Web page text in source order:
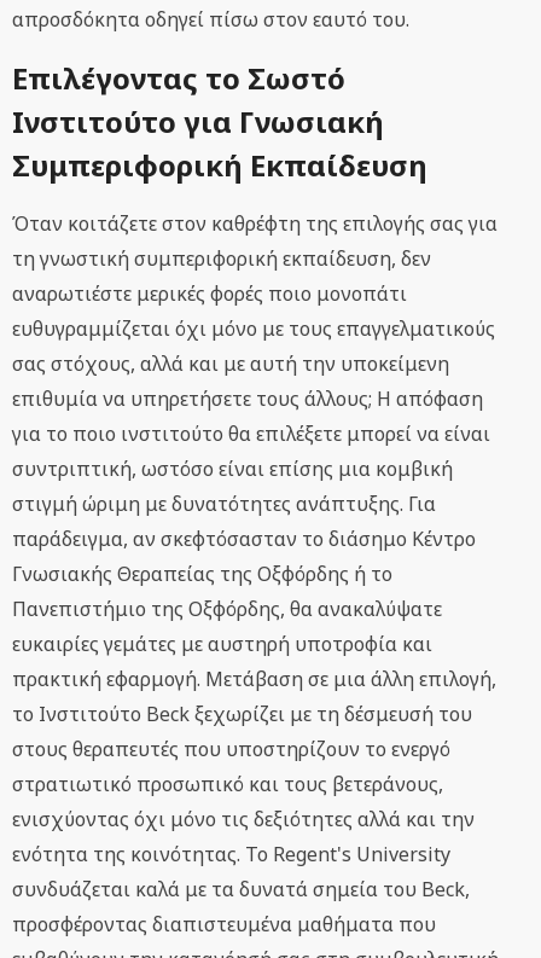
απροσδόκητα οδηγεί πίσω στον εαυτό του.
Επιλέγοντας το Σωστό
Ινστιτούτο για Γνωσιακή
Συμπεριφορική Εκπαίδευση
Όταν κοιτάζετε στον καθρέφτη της επιλογής σας για
τη γνωστική συμπεριφορική εκπαίδευση, δεν
αναρωτιέστε μερικές φορές ποιο μονοπάτι
ευθυγραμμίζεται όχι μόνο με τους επαγγελματικούς
σας στόχους, αλλά και με αυτή την υποκείμενη
επιθυμία να υπηρετήσετε τους άλλους; Η απόφαση
για το ποιο ινστιτούτο θα επιλέξετε μπορεί να είναι
συντριπτική, ωστόσο είναι επίσης μια κομβική
στιγμή ώριμη με δυνατότητες ανάπτυξης. Για
παράδειγμα, αν σκεφτόσασταν το διάσημο Κέντρο
Γνωσιακής Θεραπείας της Οξφόρδης ή το
Πανεπιστήμιο της Οξφόρδης, θα ανακαλύψατε
ευκαιρίες γεμάτες με αυστηρή υποτροφία και
πρακτική εφαρμογή. Μετάβαση σε μια άλλη επιλογή,
το Ινστιτούτο Beck ξεχωρίζει με τη δέσμευσή του
στους θεραπευτές που υποστηρίζουν το ενεργό
στρατιωτικό προσωπικό και τους βετεράνους,
ενισχύοντας όχι μόνο τις δεξιότητες αλλά και την
ενότητα της κοινότητας. Το Regent's University
συνδυάζεται καλά με τα δυνατά σημεία του Beck,
προσφέροντας διαπιστευμένα μαθήματα που